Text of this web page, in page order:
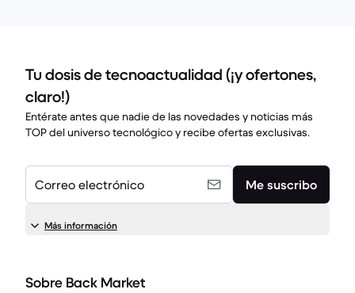
Tu dosis de tecnoactualidad (¡y ofertones,
claro!)
Entérate antes que nadie de las novedades y noticias más
TOP del universo tecnológico y recibe ofertas exclusivas.
Correo electrónico Me suscribo
Más información
Sobre Back Market